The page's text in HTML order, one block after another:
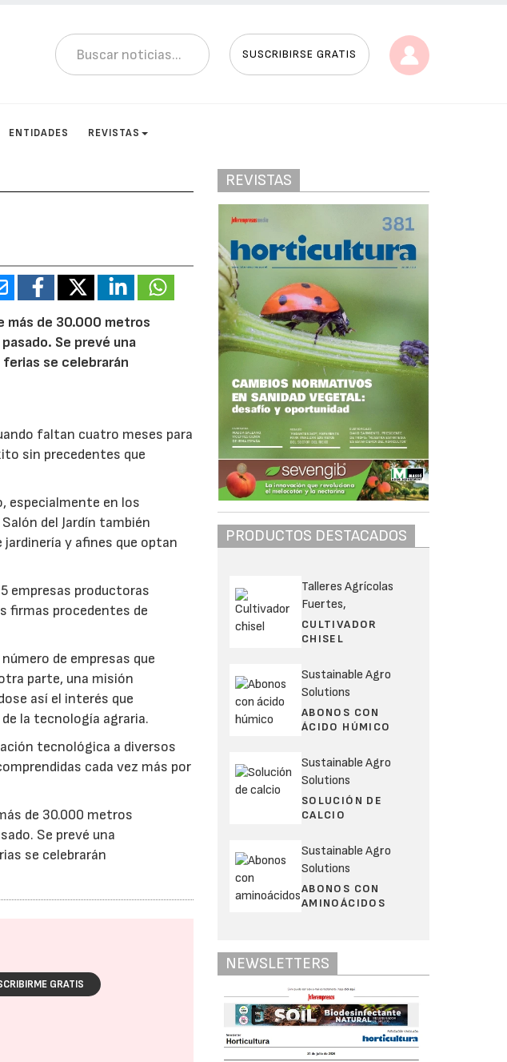
SUSCRIBIRSE GRATIS
ENTIDADES REVISTAS
más de 30.000 metros
Se prevé una
se celebrarán
faltan cuatro meses para
sin precedentes que
especialmente en los
del Jardín también
y afines que optan
empresas productoras
firmas procedentes de
de empresas que
parte, una misión
así el interés que
la tecnología agraria.
tecnológica a diversos
cada vez más por
de 30.000 metros
Se prevé una
se celebrarán
GRATIS
REVISTAS
PRODUCTOS DESTACADOS
Talleres Agrícolas
Fuertes,
CULTIVADOR
CHISEL
Sustainable Agro
Solutions
ABONOS CON
ÁCIDO HÚMICO
Sustainable Agro
Solutions
SOLUCIÓN DE
CALCIO
Sustainable Agro
Solutions
ABONOS CON
AMINOÁCIDOS
NEWSLETTERS